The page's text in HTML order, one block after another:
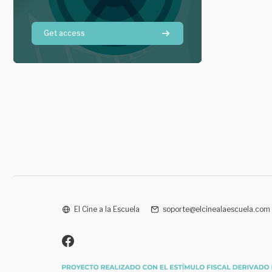
Get access
El Cine a la Escuela soporte@elcinealaescuela.com